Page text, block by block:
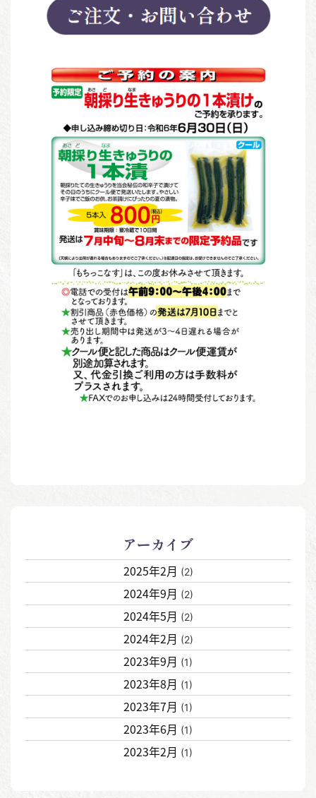
アーカイブ
2025年2月 (2)
2024年9月 (2)
2024年5月 (2)
2024年2月 (2)
2023年9月 (1)
2023年8月 (1)
2023年7月 (1)
2023年6月 (1)
2023年2月 (1)